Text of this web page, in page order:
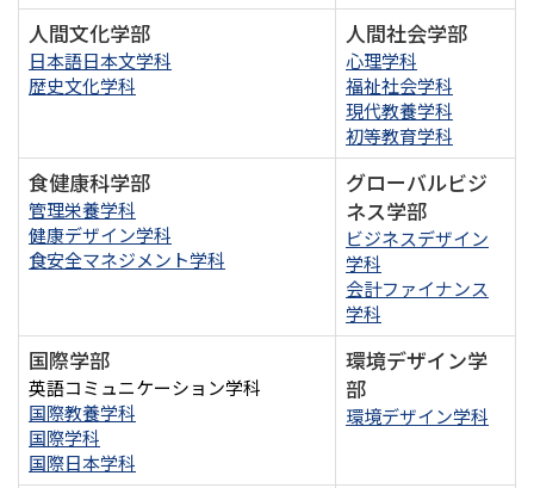
人間文化学部
日本語日本文学科
歴史文化学科
人間社会学部
心理学科
福祉社会学科
現代教養学科
初等教育学科
食健康科学部
管理栄養学科
健康デザイン学科
食安全マネジメント学科
グローバルビジ
ネス学部
ビジネスデザイン
学科
会計ファイナンス
学科
国際学部
英語コミュニケーション学科
国際教養学科
国際学科
国際日本学科
環境デザイン学
部
環境デザイン学科